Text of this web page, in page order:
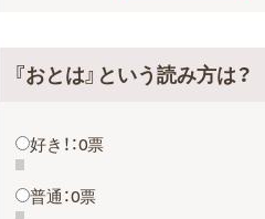
『おとは』という読み方は？
好き！：0票
普通：0票